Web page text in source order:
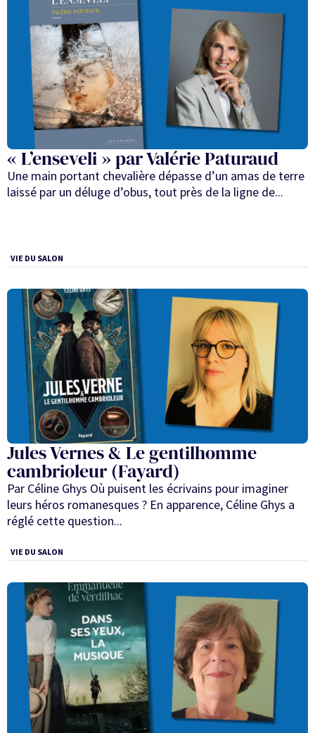
« L’enseveli » par Valérie Paturaud
Une main portant chevalière dépasse d’un amas de terre
laissé par un déluge d’obus, tout près de la ligne de...
VIE DU SALON
Jules Vernes & Le gentilhomme
cambrioleur (Fayard)
Par Céline Ghys Où puisent les écrivains pour imaginer
leurs héros romanesques ? En apparence, Céline Ghys a
réglé cette question...
VIE DU SALON